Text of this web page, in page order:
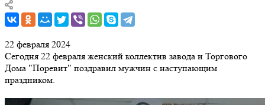
22 февраля 2024
Сегодня 22 февраля женский коллектив завода и Торгового
Дома "Поревит" поздравил мужчин с наступающим
праздником.